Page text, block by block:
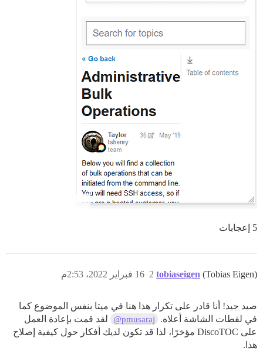
5 إعجابات
tobiaseigen (Tobias Eigen) 16 فبراير 2022، 2:53م 2
صيد جيد! أنا قادر على تكرار هذا هنا في ميتا بنفس الموضوع كما
في لقطات الشاشة أعلاه.
@pmusaraj
لقد قمت بإعادة العمل
على DiscoTOC مؤخرًا، لذا قد تكون لديك أفكار حول كيفية إصلاح
هذا.